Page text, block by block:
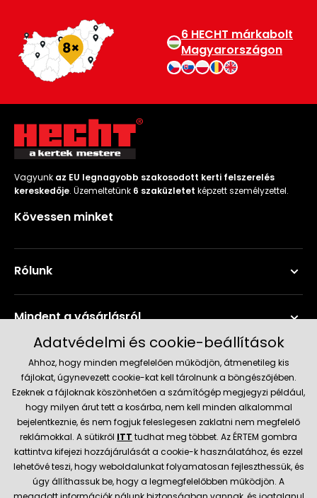
6 HECHT márkabolt
Magyarországon
Vagyunk az EU legnagyobb szakosodott kerti felszerelés
kereskedője. Üzemeltetünk 6 szaküzletet képzett személyzettel.
Kövessen minket
Rólunk
Mindent a vásárlásról
Szerviz és támogatás
Aktuális információk
Szállítás és fizetési módok
Adatvédelmi és cookie-beállítások
Ahhoz, hogy minden megfelelően működjön, átmenetileg kis
fájlokat, úgynevezett cookie-kat kell tárolnunk a böngészőjében.
Ezeknek a fájloknak köszönhetően a számítógép megjegyzi például,
hogy milyen árut tett a kosárba, nem kell minden alkalommal
bejelentkeznie, és nem fogjuk feleslegesen zaklatni nem megfelelő
reklámokkal. A sütikről ITT tudhat meg többet. Az ÉRTEM gombra
kattintva kifejezi hozzájárulását a cookie-k használatához, és ezzel
lehetővé teszi, hogy weboldalunkat folyamatosan fejleszthessük, és
úgy állíthassuk be, hogy a legmegfelelőbben működjön. A